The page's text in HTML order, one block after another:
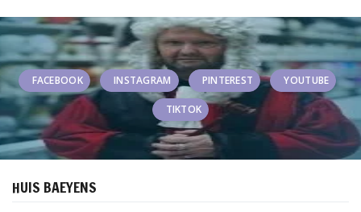
FACEBOOK INSTAGRAM PINTEREST YOUTUBE
TIKTOK
HUIS BAEYENS